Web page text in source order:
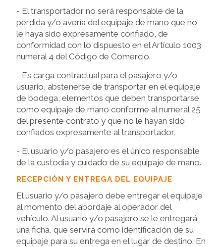
- El transportador no será responsable de la
pérdida y/o avería del equipaje de mano que no
le haya sido expresamente confiado, de
conformidad con lo dispuesto en el Artículo 1003
numeral 4 del Código de Comercio.
- Es carga contractual para el pasajero y/o
usuario, abstenerse de transportar en el equipaje
de bodega, elementos que deben transportarse
como equipaje de mano conforme al numeral 25
del presente contrato y que no le hayan sido
confiados expresamente al transportador.
- El usuario y/o pasajero es el único responsable
de la custodia y cuidado de su equipaje de mano.
RECEPCIÓN Y ENTREGA DEL EQUIPAJE
El usuario y/o pasajero debe entregar el equipaje
al momento del abordaje al operador del
vehículo. Al usuario y/o pasajero se le entregará
una ficha, que servirá como identificación de su
equipaje para su entrega en el lugar de destino. En